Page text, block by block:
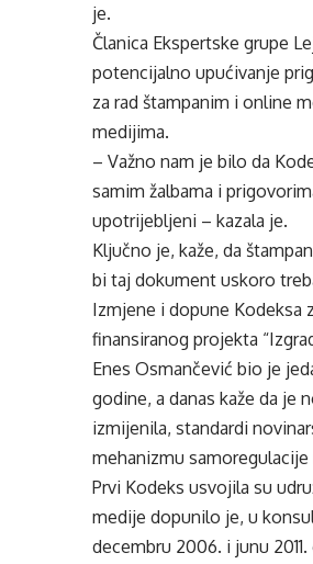
je.
Članica Ekspertske grupe
potencijalno upućivanje
za rad štampanim i online
medijima.
– Važno nam je bilo da
samim žalbama i
upotrijebljeni – kazala je.
Ključno je, kaže, da
bi taj dokument uskoro
Izmjene i dopune Kodeksa
finansiranog projekta
Enes Osmančević bio je
godine, a danas kaže da je
izmijenila, standardi
mehanizmu
Prvi Kodeks usvojila su
medije dopunilo je, u
decembru 2006. i junu